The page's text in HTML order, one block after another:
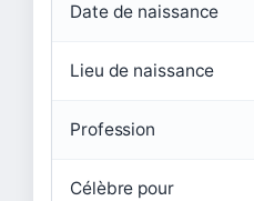
Date de naissance
Lieu de naissance
Profession
Célèbre pour